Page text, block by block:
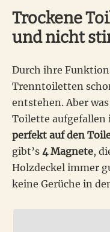
Trockene
und nicht
Durch ihre
Trenntoiletten
entstehen. Aber
Toilette aufgefallen
perfekt auf den
gibt’s 4 Magnete,
Holzdeckel immer
keine Gerüche in